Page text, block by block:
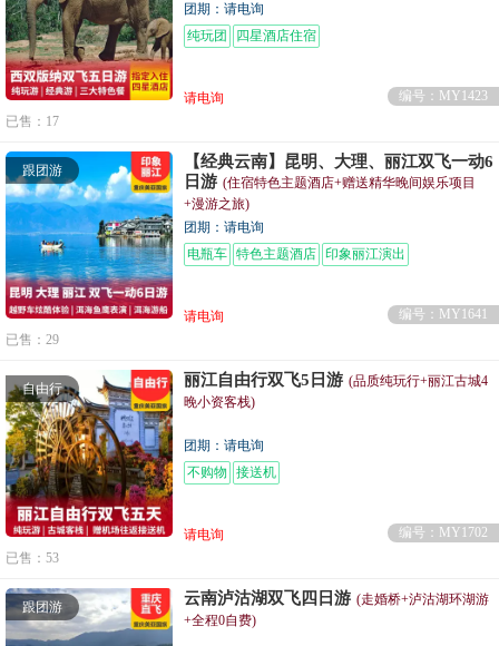
团期：请电询
纯玩团
四星酒店住宿
请电询
编号：MY1423
已售：17
跟团游
【经典云南】昆明、大理、丽江双飞一动6
日游 (住宿特色主题酒店+赠送精华晚间娱乐项目
+漫游之旅)
团期：请电询
电瓶车 特色主题酒店 印象丽江演出
请电询
编号：MY1641
已售：29
自由行 丽江自由行双飞5日游 (品质纯玩行+丽江古城4
晚小资客栈)
团期：请电询
不购物
接送机
请电询
编号：MY1702
已售：53
跟团游 云南泸沽湖双飞四日游 (走婚桥+泸沽湖环湖游
+全程0自费)